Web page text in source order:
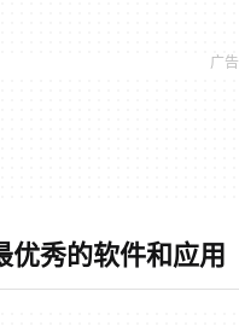
秀的软件和应用